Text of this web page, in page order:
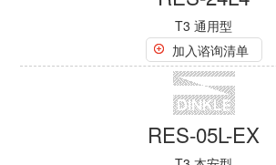
RES-05L
T3 通用型
加入谘询清单